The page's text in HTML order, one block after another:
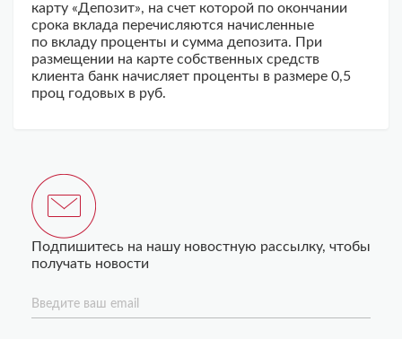
карту «Депозит», на счет которой по окончании
срока вклада перечисляются начисленные
по вкладу проценты и сумма депозита. При
размещении на карте собственных средств
клиента банк начисляет проценты в размере 0,5
проц годовых в руб.
Подпишитесь на нашу новостную рассылку, чтобы
получать новости
Введите ваш email